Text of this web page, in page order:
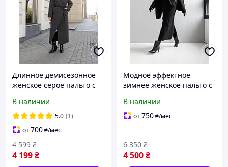
Длинное демисезонное
женское серое пальто с
40 - 54
В наличии
5.0 (1)
от700₴/мес
4 199₴
4 599 ₴
Модное эффектное
зимнее женское пальто с
Стамбул Pазмеры 40- 54
В наличии
от750₴/мес
4 500₴
6 350 ₴